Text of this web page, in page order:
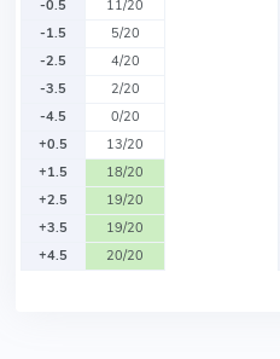
-0.5
11/20
-1.5
5/20
-2.5
4/20
-3.5
2/20
-4.5
0/20
+0.5
13/20
+1.5
18/20
+2.5
19/20
+3.5
19/20
+4.5
20/20